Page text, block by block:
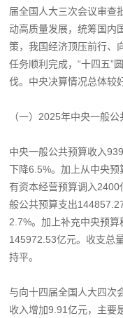
届全国人大三次会议审查
动高质量发展，统筹国内
策，我国经济顶压前行、
任务顺利完成，“十四五”
伐。中央决算情况总体较
（一）2025年中央一般
中央一般公共预算收入
下降6.5%。加上从中央
有资本经营预算调入
般公共预算支出
2.7%。加上补充中央预
145972.53亿元。收支总
持平。
与向十四届全国人大四次
收入增加9.91亿元，主要